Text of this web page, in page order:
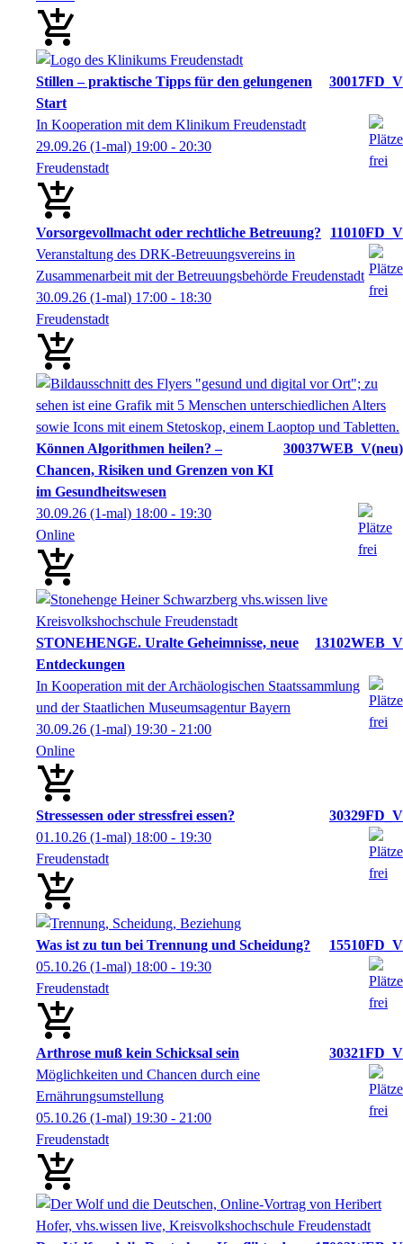
Stillen – praktische Tipps für den gelungenen
Start
30017FD_V
In Kooperation mit dem Klinikum Freudenstadt
29.09.26 (1-mal) 19:00 - 20:30
Freudenstadt
Vorsorgevollmacht oder rechtliche Betreuung?
11010FD_V
Veranstaltung des DRK-Betreuungsvereins in
Zusammenarbeit mit der Betreuungsbehörde Freudenstadt
30.09.26 (1-mal) 17:00 - 18:30
Freudenstadt
Können Algorithmen heilen? –
Chancen, Risiken und Grenzen von KI
im Gesundheitswesen
30037WEB_V neu
30.09.26 (1-mal) 18:00 - 19:30
Online
STONEHENGE. Uralte Geheimnisse, neue
Entdeckungen
13102WEB_V
In Kooperation mit der Archäologischen Staatssammlung
und der Staatlichen Museumsagentur Bayern
30.09.26 (1-mal) 19:30 - 21:00
Online
Stressessen oder stressfrei essen?
30329FD_V
01.10.26 (1-mal) 18:00 - 19:30
Freudenstadt
Was ist zu tun bei Trennung und Scheidung?
15510FD_V
05.10.26 (1-mal) 18:00 - 19:30
Freudenstadt
Arthrose muß kein Schicksal sein
30321FD_V
Möglichkeiten und Chancen durch eine
Ernährungsumstellung
05.10.26 (1-mal) 19:30 - 21:00
Freudenstadt